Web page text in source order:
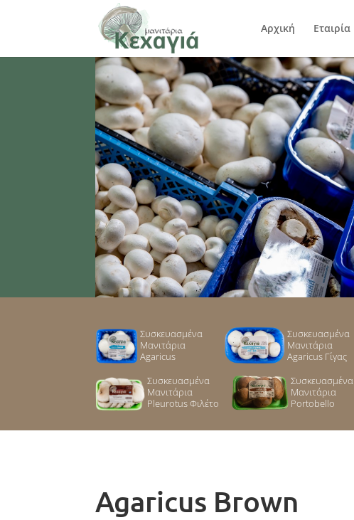
Αρχική Εταιρία
Συσκευασμένα
Μανιτάρια
Agaricus
Συσκευασμένα
Μανιτάρια
Agaricus Γίγας
Συσκευασμένα
Μανιτάρια
Pleurotus Φιλέτο
Συσκευασμένα
Μανιτάρια
Portobello
Agaricus Brown